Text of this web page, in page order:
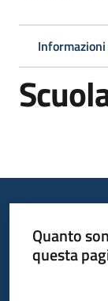
famiglie
Informazioni
locali
Quanto
questa